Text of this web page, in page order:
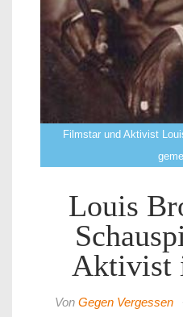
Filmstar und Aktivist
Louis
Aktivist
Von Gegen Vergessen